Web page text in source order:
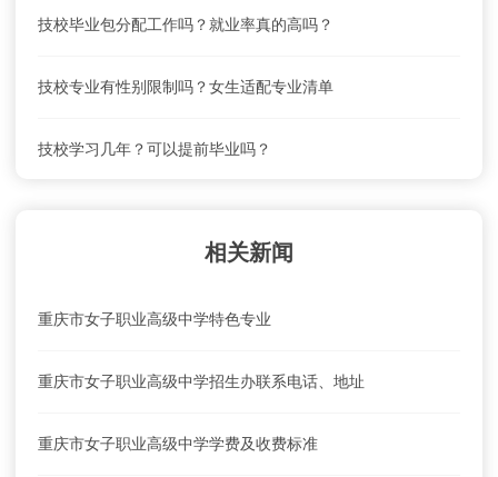
技校毕业包分配工作吗？就业率真的高吗？
技校专业有性别限制吗？女生适配专业清单
技校学习几年？可以提前毕业吗？
相关新闻
重庆市女子职业高级中学特色专业
重庆市女子职业高级中学招生办联系电话、地址
重庆市女子职业高级中学学费及收费标准